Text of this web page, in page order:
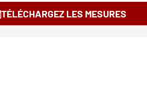
TÉLÉCHARGEZ LES MESURES